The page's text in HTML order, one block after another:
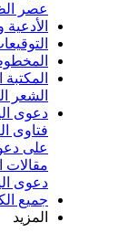
علامات
والزيارات
الأدبية
الشعر
اليماني
الرد على دعوى
دعوى اليماني
الرد على دعوى